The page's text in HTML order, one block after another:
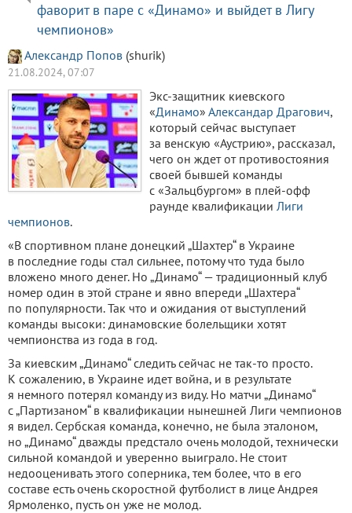
фаворит в паре с «Динамо» и выйдет в Лигу
чемпионов»
Александр Попов (shurik)
21.08.2024, 07:07
Экс-защитник киевского
«Динамо» Александар Драгович,
который сейчас выступает
за венскую «Аустрию», рассказал,
чего он ждет от противостояния
своей бывшей команды
с «Зальцбургом» в плей-офф
раунде квалификации Лиги
чемпионов.
«В спортивном плане донецкий „Шахтер“ в Украине
в последние годы стал сильнее, потому что туда было
вложено много денег. Но „Динамо“ — традиционный клуб
номер один в этой стране и явно впереди „Шахтера“
по популярности. Так что и ожидания от выступлений
команды высоки: динамовские болельщики хотят
чемпионства из года в год.
За киевским „Динамо“ следить сейчас не так-то просто.
К сожалению, в Украине идет война, и в результате
я немного потерял команду из виду. Но матчи „Динамо“
с „Партизаном“ в квалификации нынешней Лиги чемпионов
я видел. Сербская команда, конечно, не была эталоном,
но „Динамо“ дважды предстало очень молодой, технически
сильной командой и уверенно выиграло. Не стоит
недооценивать этого соперника, тем более, что в его
составе есть очень скоростной футболист в лице Андрея
Ярмоленко, пусть он уже не молод.